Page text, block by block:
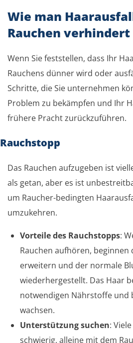
Wie man
Rauchen verhindert
Wenn Sie feststellen, dass Ihr
Rauchens dünner wird oder
Schritte, die Sie unternehmen
Problem zu bekämpfen und Ihr
frühere Pracht zurückzuführen.
Rauchstopp
Das Rauchen aufzugeben ist
als getan, aber es ist
um Raucher-bedingten
umzukehren.
Vorteile des Rauchstopps:
Rauchen aufhören, beginnen
erweitern und der normale
wiederhergestellt. Das Haar
notwendigen Nährstoffe und
wachsen.
Unterstützung suchen:
schwierig, alleine mit dem